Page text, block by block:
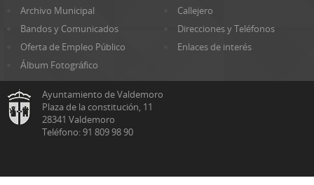
Archivo Municipal
Callejero
Bandos y Comunicados
Direcciones y Teléfonos
Oferta de Empleo Público
Enlaces de interés
Álbum Fotográfico
Ayuntamiento de Valdemoro
Plaza de la constitución, 11
28341 Valdemoro
Teléfono: 91 809 98 90